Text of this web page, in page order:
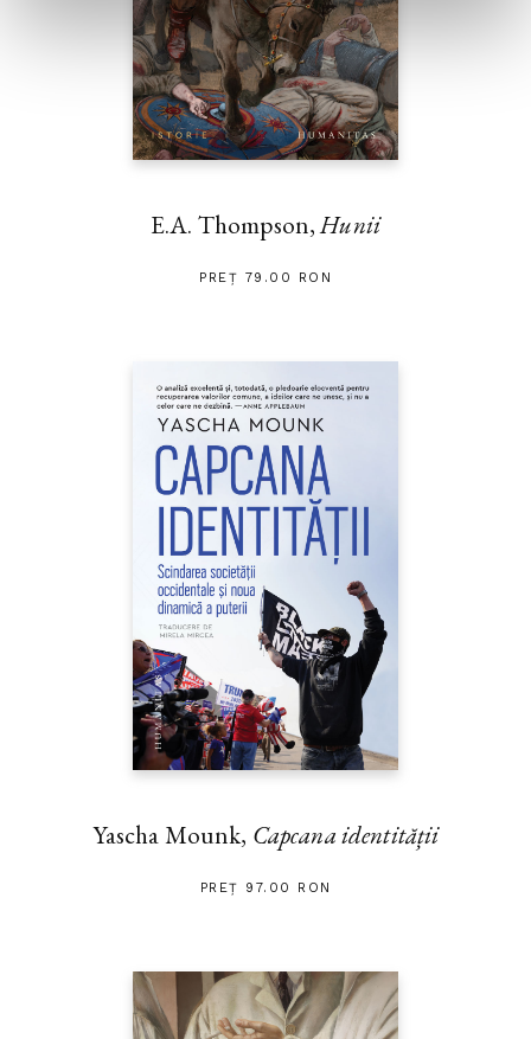
E.A. Thompson,Hunii
PREȚ 79.00 RON
Yascha Mounk, Capcana identității
PREȚ 97.00 RON